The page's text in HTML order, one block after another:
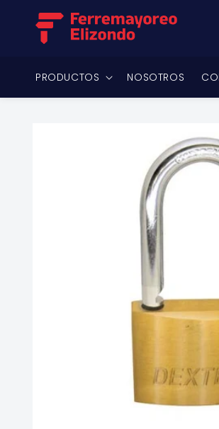
directamente
al contenido
PRODUCTOS NOSOTROS